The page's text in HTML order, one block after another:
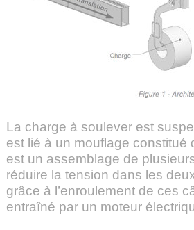
La charge à soulever est
est lié à un mouflage
est un assemblage de
réduire la tension dans les
grâce à l’enroulement de ces
entraîné par un moteur